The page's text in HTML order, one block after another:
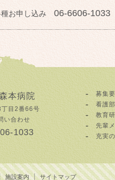
種お申し込み06-6606-1033
本病院
目2番66号
い合わせ
1033
募集
看護
教育
先輩
充実
施設案内 サイトマップ